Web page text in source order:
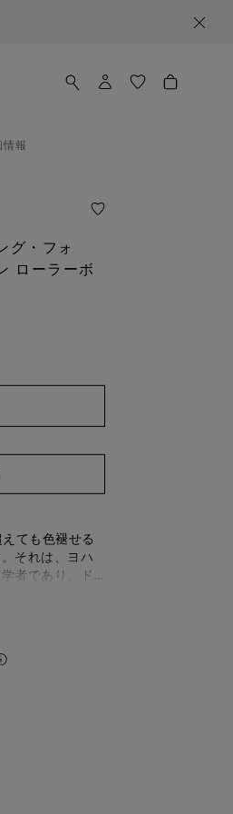
情報
グ・フォ
ローラーボ
ても色褪せる
それは、ヨハ
者であり、ド
また並外れた
る面で革命的
を歩みまし
創造性は限界
学的で深淵な